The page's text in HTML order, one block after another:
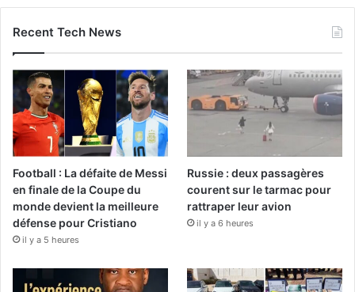
Recent Tech News
Football : La défaite de Messi
en finale de la Coupe du
monde devient la meilleure
défense pour Cristiano
il y a 5 heures
Russie : deux passagères
courent sur le tarmac pour
rattraper leur avion
il y a 6 heures